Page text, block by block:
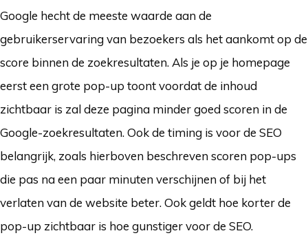
Google hecht de meeste waarde aan de
gebruikerservaring van bezoekers als het aankomt op de
score binnen de zoekresultaten. Als je op je homepage
eerst een grote pop-up toont voordat de inhoud
zichtbaar is zal deze pagina minder goed scoren in de
Google-zoekresultaten. Ook de timing is voor de SEO
belangrijk, zoals hierboven beschreven scoren pop-ups
die pas na een paar minuten verschijnen of bij het
verlaten van de website beter. Ook geldt hoe korter de
pop-up zichtbaar is hoe gunstiger voor de SEO.